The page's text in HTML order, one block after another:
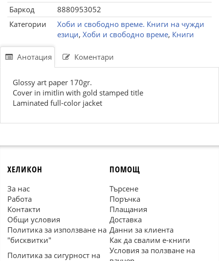
Баркод
8880953052
Категории
Хоби и свободно време. Книги на чужди
езици, Хоби и свободно време, Книги
Анотация Коментари
Glossy art paper 170gr.
Cover in imitlin with gold stamped title
Laminated full-color jacket
ХЕЛИКОН
За нас
Работа
Контакти
Общи условия
Политика за използване на
"бисквитки"
Политика за сигурност на
ПОМОЩ
Търсене
Поръчка
Плащания
Доставка
Данни за клиента
Как да свалим е-книги
Условия за ползване на